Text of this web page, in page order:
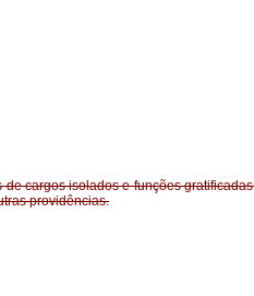
cargos isolados e funções
providências.